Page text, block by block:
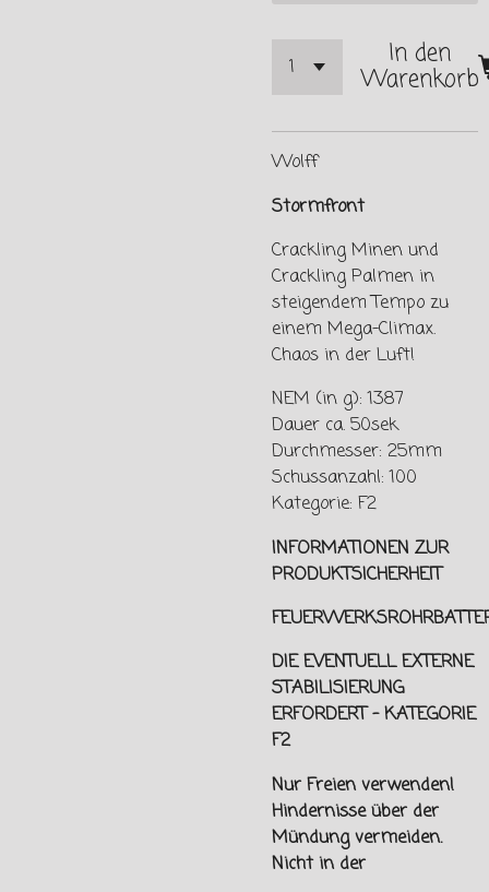
In den
Warenkorb
Wolff
Stormfront
Crackling Minen und
Crackling Palmen in
steigendem Tempo zu
einem Mega-Climax.
Chaos in der Luft!
NEM (in g): 1387
Dauer ca. 50sek
Durchmesser: 25mm
Schussanzahl: 100
Kategorie: F2
INFORMATIONEN ZUR
PRODUKTSICHERHEIT
DIE EVENTUELL EXTERNE
STABILISIERUNG
ERFORDERT - KATEGORIE
F2
Nur Freien verwenden!
Hindernisse über der
Mündung vermeiden.
Nicht in der